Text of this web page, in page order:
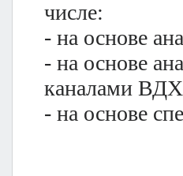
числе:
- на основе
- на основе
каналами
- на основе